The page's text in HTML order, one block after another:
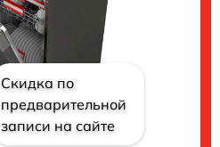
Скидка по
предварительной
записи на сайте